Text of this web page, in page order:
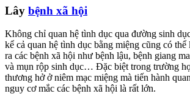
Lây bệnh xã hội
Không chỉ quan hệ tình dục qua đường sinh
kể cả quan hệ tình dục bằng miệng cũng có
ra các bệnh xã hội như bệnh lậu, bệnh giang
và mụn rộp sinh dục… Đặc biệt trong trường
thương hở ở niêm mạc miệng mà tiến hành
nguy cơ mắc các bệnh xã hội là rất lớn.